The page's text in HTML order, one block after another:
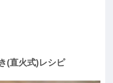
(直火式)レシピ